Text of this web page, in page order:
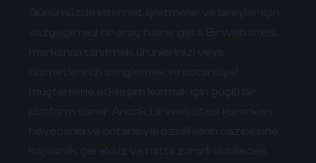
Günümüzde internet, işletmeler ve bireyler için
vazgeçilmez bir araç haline geldi. Bir web sitesi,
markanızı tanıtmak, ürünlerinizi veya
hizmetlerinizi sergilemek ve potansiyel
müşterilerle etkileşim kurmak için güçlü bir
platform sunar. Ancak, bir web sitesi kurarken,
heyecanla ve potansiyel özelliklerin cazibesine
kapılarak, gereksiz ve hatta zararlı olabilecek